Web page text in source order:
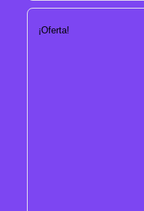
era:
es:
¡Oferta!